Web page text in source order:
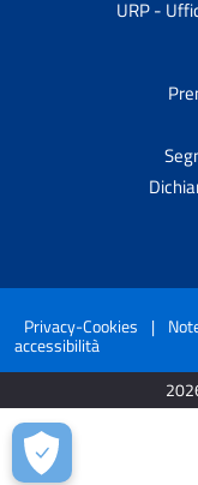
URP -
Privacy-Cookies |
accessibilità